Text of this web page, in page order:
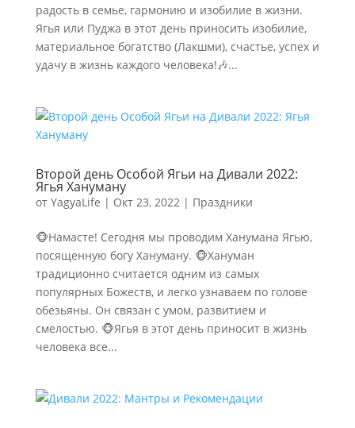
радость в семье, гармонию и изобилие в жизни.
Ягья или Пуджа в этот день приносить изобилие,
материальное богатство (Лакшми), счастье, успех и
удачу в жизнь каждого человека!🎶...
Второй день Особой Ягьи на Дивали 2022:
Ягья Хануману
от YagyaLife | Окт 23, 2022| Праздники
🐵Намасте! Сегодня мы проводим Ханумана Ягью,
посященную богу Хануману. 🐵Хануман
традиционно считается одним из самых
популярных Божеств, и легко узнаваем по голове
обезьяны. Он связан с умом, развитием и
смелостью. 🐵Ягья в этот день приносит в жизнь
человека все...